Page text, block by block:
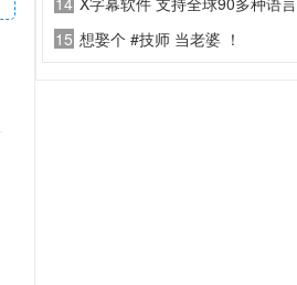
15 想娶个 #技师 当老婆 ！